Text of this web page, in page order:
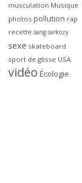
musculation Musique
photos pollution rap
recette sang sarkozy
sexe skateboard
sport de glisse USA
vidéo Écologie